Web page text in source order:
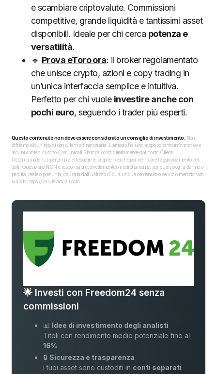
e scambiare criptovalute. Commissioni
competitive, grande liquidità e tantissimi asset
disponibili. Ideale per chi cerca potenza e
versatilità.
🔹 Prova eToro ora: il broker regolamentato
che unisce crypto, azioni e copy trading in
un’unica interfaccia semplice e intuitiva.
Perfetto per chi vuole investire anche con
pochi euro, seguendo i trader più esperti.
Questo contenuto non deve essere considerato un consiglio di investimento. Non
offriamo alcun tipo di consulenza finanziaria. L’articolo ha uno scopo soltanto informativo e
alcuni contenuti sono Comunicati Stampa scritti direttamente dai nostri Clienti.
I lettori sono tenuti pertanto a effettuare le proprie ricerche per verificare l’aggiornamento dei
dati. Questo sito NON è responsabile, direttamente o indirettamente, per qualsivoglia danno o
perdita, reale o presunta, causata dall'utilizzo di qualunque contenuto o servizio menzionato
sul sito https://valutevirtuali.com.
🌟 Investi con Freedom24 senza
commissioni
📊 Idee di investimento degli analisti
Titoli con rendimento medio potenziale fino al
16%
🔒Sicurezza e trasparenza
i tuoi asset sono custoditi in conti separati